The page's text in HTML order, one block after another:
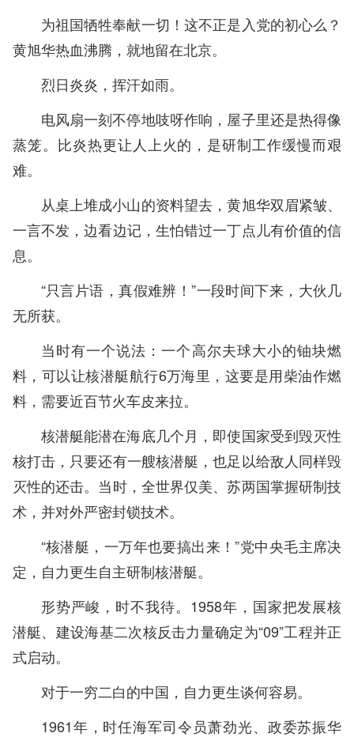
为祖国牺牲奉献一切！这不正是入党的初心么？
黄旭华热血沸腾，就地留在北京。
烈日炎炎，挥汗如雨。
电风扇一刻不停地吱呀作响，屋子里还是热得像
蒸笼。比炎热更让人上火的，是研制工作缓慢而艰
难。
从桌上堆成小山的资料望去，黄旭华双眉紧皱、
一言不发，边看边记，生怕错过一丁点儿有价值的信
息。
“只言片语，真假难辨！”一段时间下来，大伙几
无所获。
当时有一个说法：一个高尔夫球大小的铀块燃
料，可以让核潜艇航行6万海里，这要是用柴油作燃
料，需要近百节火车皮来拉。
核潜艇能潜在海底几个月，即使国家受到毁灭性
核打击，只要还有一艘核潜艇，也足以给敌人同样毁
灭性的还击。当时，全世界仅美、苏两国掌握研制技
术，并对外严密封锁技术。
“核潜艇，一万年也要搞出来！”党中央毛主席决
定，自力更生自主研制核潜艇。
形势严峻，时不我待。1958年，国家把发展核
潜艇、建设海基二次核反击力量确定为“09”工程并正
式启动。
对于一穷二白的中国，自力更生谈何容易。
1961年，时任海军司令员萧劲光、政委苏振华